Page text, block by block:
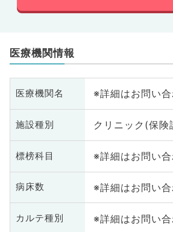
医療機関情報
医療機関名 ※詳細はお問い
施設種別 クリニック(保険
標榜科目 ※詳細はお問い
病床数 ※詳細はお問い
カルテ種別 ※詳細はお問い